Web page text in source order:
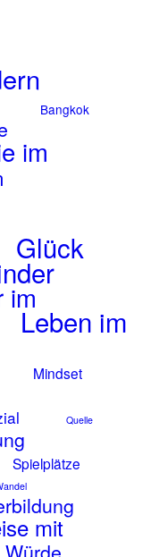
Bangkok
im
Glück
im
Leben im
Mindset
Quelle
Spielplätze
mit
Würde